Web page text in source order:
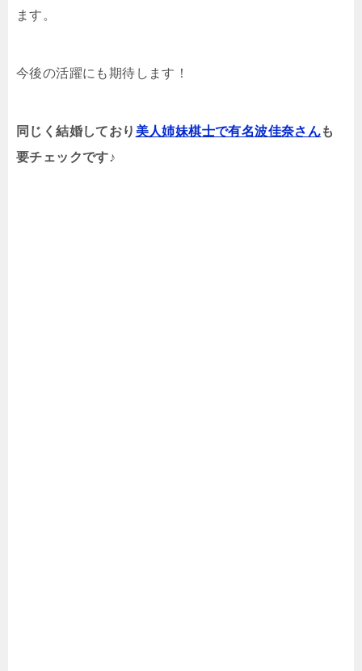
ます。
今後の活躍にも期待します！
同じく結婚しており 美人姉妹棋士で有名波佳奈さんも
要チェックです♪